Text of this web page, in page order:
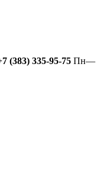
(383) 335-95-75 Пн—